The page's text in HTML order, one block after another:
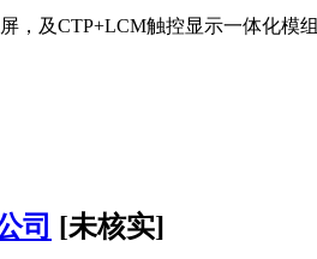
，及CTP+LCM触控显示一体化模组
司 [未核实]